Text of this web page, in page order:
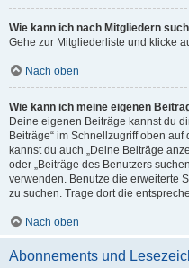
Wie kann ich nach Mitgliedern
Gehe zur Mitgliederliste und klicke
Nach oben
Wie kann ich meine eigenen
Deine eigenen Beiträge kannst du
Beiträge“ im Schnellzugriff oben
kannst du auch „Deine Beiträge
oder „Beiträge des Benutzers
verwenden. Benutze die erweiterte
zu suchen. Trage dort die
Nach oben
Abonnements und